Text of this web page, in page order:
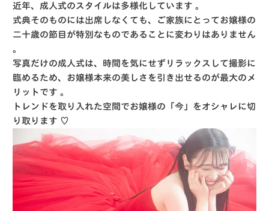
近年、成人式のスタイルは多様化しています 。
式典そのものには出席しなくても、ご家族にとってお嬢様の
二十歳の節目が特別なものであることに変わりはありません
。
写真だけの成人式は、時間を気にせずリラックスして撮影に
臨めるため、お嬢様本来の美しさを引き出せるのが最大のメ
リットです 。
トレンドを取り入れた空間でお嬢様の「今」をオシャレに切
り取ります ♡